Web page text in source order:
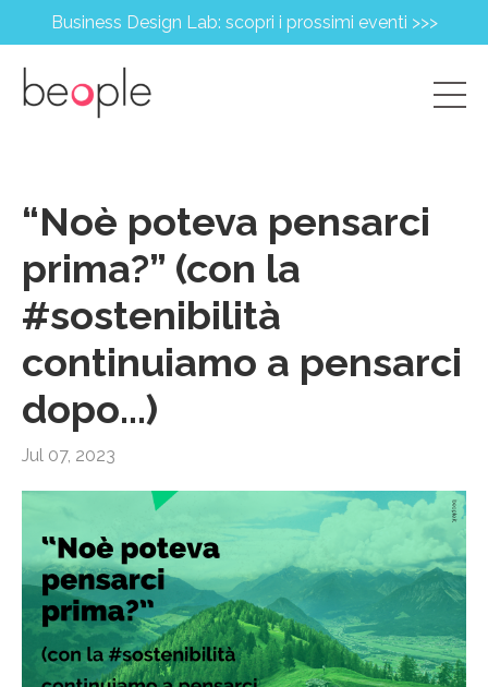
Business Design Lab: scopri i prossimi eventi >>>
“Noè poteva pensarci
prima?” (con la
#sostenibilità
continuiamo a pensarci
dopo...)
Jul 07, 2023